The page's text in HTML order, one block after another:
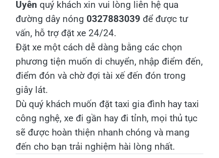
Uyên quý khách xin vui lòng liên hệ qua
đường dây nóng 0327883039 để được tư
vấn, hỗ trợ đặt xe 24/24.
Đặt xe một cách dễ dàng bằng các chọn
phương tiện muốn di chuyển, nhập điểm đến,
điểm đón và chờ đợi tài xế đến đón trong
giây lát.
Dù quý khách muốn đặt taxi gia đình hay taxi
công nghệ, xe đi gần hay đi tỉnh, mọi thủ tục
sẽ được hoàn thiện nhanh chóng và mang
đến cho bạn trải nghiệm hài lòng nhất.